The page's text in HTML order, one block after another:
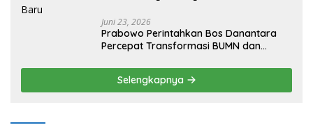
Juni 23, 2026
Prabowo Perintahkan Bos Danantara
Percepat Transformasi BUMN dan
Selengkapnya